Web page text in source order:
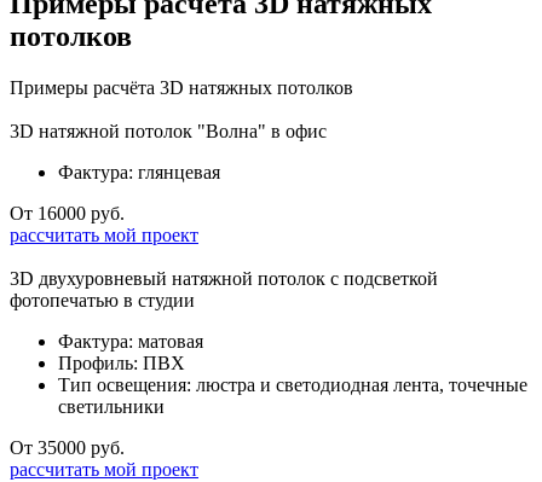
потолков
Примеры расчёта 3D натяжных потолков
3D натяжной потолок "Волна" в офис
Фактура: глянцевая
От 16000 руб.
рассчитать мой проект
3D двухуровневый натяжной потолок с подсветкой
фотопечатью в студии
Фактура: матовая
Профиль: ПВХ
Тип освещения: люстра и светодиодная лента, точечные
светильники
От 35000 руб.
рассчитать мой проект